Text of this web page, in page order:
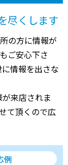
尽くします
の方に情報が
ご安心下さ
情報を出さな
来店されま
て頂くので広
例